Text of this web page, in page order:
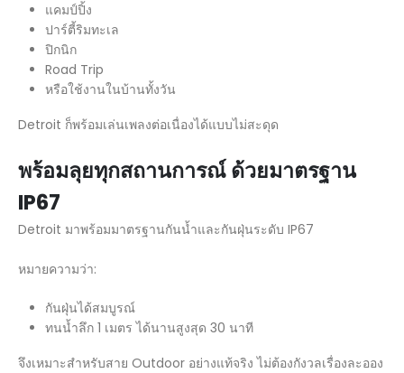
แคมป์ปิ้ง
ปาร์ตี้ริมทะเล
ปิกนิก
Road Trip
หรือใช้งานในบ้านทั้งวัน
Detroit ก็พร้อมเล่นเพลงต่อเนื่องได้แบบไม่สะดุด
พร้อมลุยทุกสถานการณ์ ด้วยมาตรฐาน
IP67
Detroit มาพร้อมมาตรฐานกันน้ำและกันฝุ่นระดับ IP67
หมายความว่า:
กันฝุ่นได้สมบูรณ์
ทนน้ำลึก 1 เมตร ได้นานสูงสุด 30 นาที
จึงเหมาะสำหรับสาย Outdoor อย่างแท้จริง ไม่ต้องกังวลเรื่องละออง